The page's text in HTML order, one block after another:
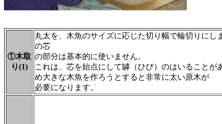
①木取
り(1)
丸太を、木魚のサイズに応じた切り幅で輪切りにし
の芯
の部分は基本的に使いません。
これは、芯を始点にして罅（ひび）のはいることが
め大きな木魚を作ろうとすると非常に太い原木が
必要になります。